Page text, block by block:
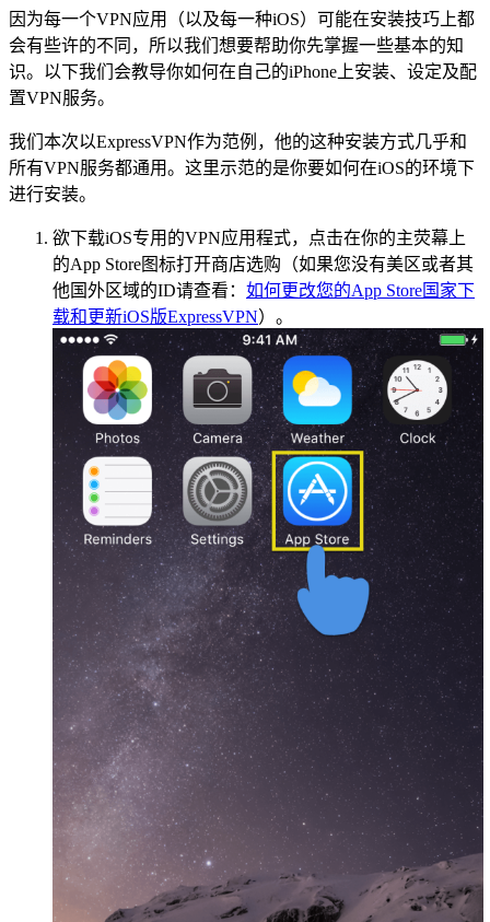
因为每一个VPN应用（以及每一种iOS）可能在安装技巧上都
会有些许的不同，所以我们想要帮助你先掌握一些基本的知
识。以下我们会教导你如何在自己的iPhone上安装、设定及配
置VPN服务。
我们本次以ExpressVPN作为范例，他的这种安装方式几乎和
所有VPN服务都通用。这里示范的是你要如何在iOS的环境下
进行安装。
欲下载iOS专用的VPN应用程式，点击在你的主荧幕上
的App Store图标打开商店选购（如果您没有美区或者其
他国外区域的ID请查看： 如何更改您的App Store国家下
载和更新iOS版ExpressVPN）。